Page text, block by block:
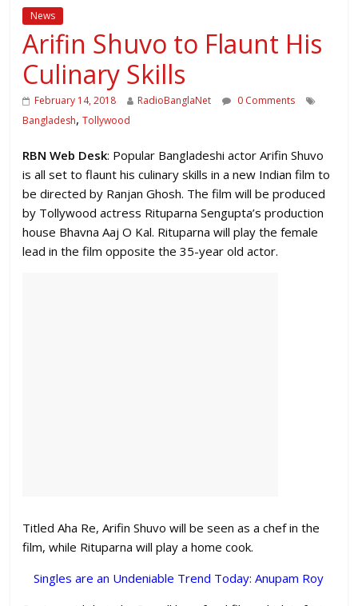
News
Arifin Shuvo to Flaunt His
Culinary Skills
February 14, 2018 RadioBanglaNet
0 Comments
Bangladesh,Tollywood
RBN Web Desk: Popular Bangladeshi actor Arifin Shuvo
is all set to flaunt his culinary skills in a new Indian film to
be directed by Ranjan Ghosh. The film will be produced
by Tollywood actress Rituparna Sengupta’s production
house Bhavna Aaj O Kal. Rituparna will play the female
lead in the film opposite the 35-year old actor.
Titled Aha Re, Arifin Shuvo will be seen as a chef in the
film, while Rituparna will play a home cook.
Singles are an Undeniable Trend Today: Anupam Roy